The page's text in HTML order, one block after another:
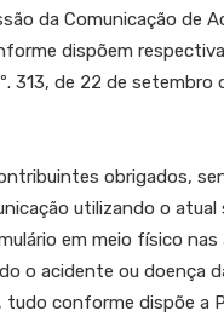
da Comunicação de
dispõem
313, de 22 de setembro
obrigados,
utilizando o atual
em meio físico nas
o acidente ou doença
conforme dispõe a